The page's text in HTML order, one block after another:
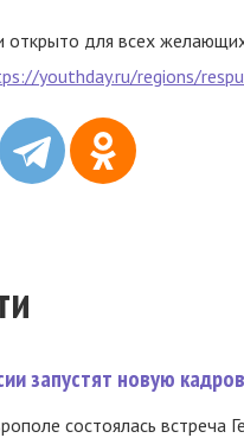
открыто для всех
youthday.ru/regions/
запустят новую
состоялась встреча